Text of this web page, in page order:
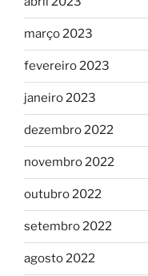
março 2023
fevereiro 2023
janeiro 2023
dezembro 2022
novembro 2022
outubro 2022
setembro 2022
agosto 2022